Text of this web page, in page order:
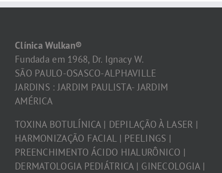
Clínica Wulkan®
Fundada em 1968, Dr. Ignacy W.
SÃO PAULO-OSASCO-ALPHAVILLE
JARDINS : JARDIM PAULISTA- JARDIM
AMÉRICA
TOXINA BOTULÍNICA | DEPILAÇÃO À LASER |
HARMONIZAÇÃO FACIAL | PEELINGS |
PREENCHIMENTO ÁCIDO HIALURÔNICO |
DERMATOLOGIA PEDIÁTRICA | GINECOLOGIA |